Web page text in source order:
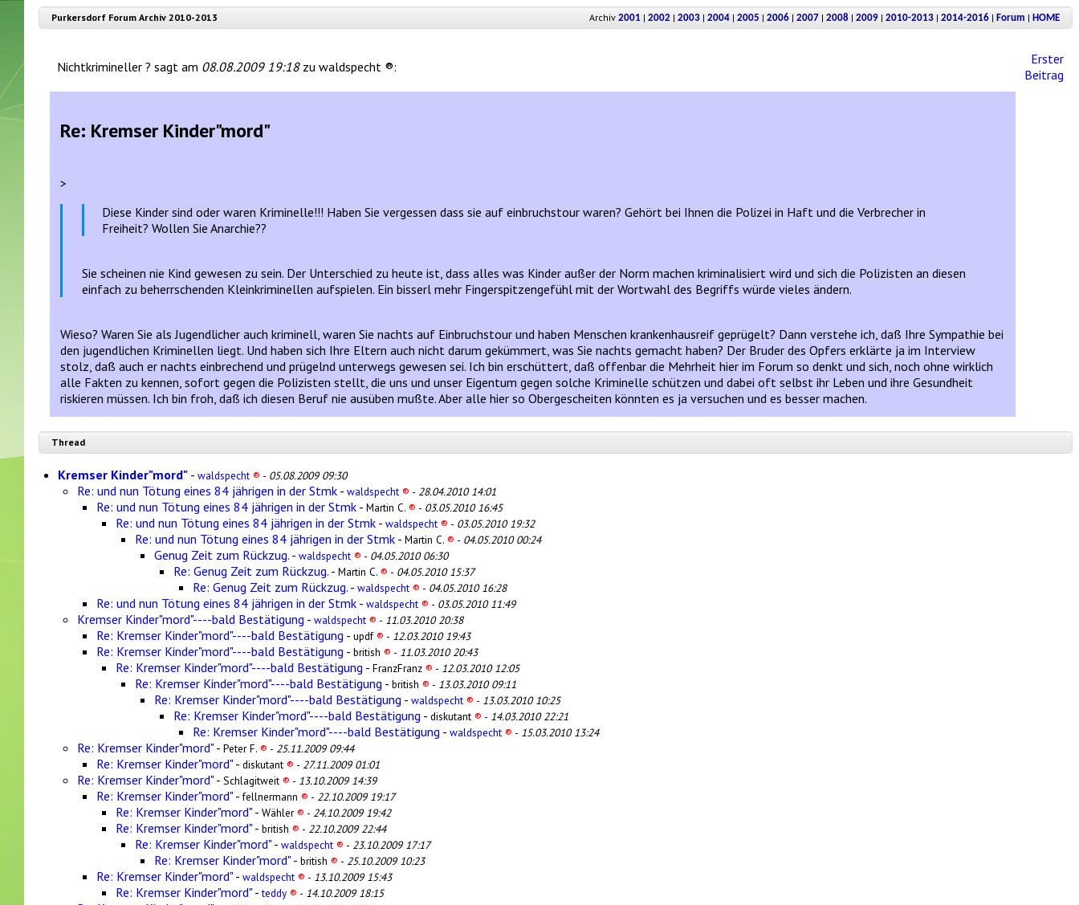
Purkersdorf Forum Archiv 2010-2013 Archiv 2001 | 2002 | 2003 | 2004 | 2005 | 2006 | 2007 | 2008 | 2009 | 2010-2013 | 2014-2016 | Forum | HOME
Nichtkrimineller ? sagt am 08.08.2009 19:18zu waldspecht ®:
Erster
Beitrag
Re: Kremser Kinder"mord"
>
Diese Kinder sind oder waren Kriminelle!!! Haben Sie vergessen dass sie auf einbruchstour waren? Gehört bei Ihnen die Polizei in Haft und die Verbrecher in
Freiheit? Wollen Sie Anarchie??
Sie scheinen nie Kind gewesen zu sein. Der Unterschied zu heute ist, dass alles was Kinder außer der Norm machen kriminalisiert wird und sich die Polizisten an diesen
einfach zu beherrschenden Kleinkriminellen aufspielen. Ein bisserl mehr Fingerspitzengefühl mit der Wortwahl des Begriffs würde vieles ändern.
Wieso? Waren Sie als Jugendlicher auch kriminell, waren Sie nachts auf Einbruchstour und haben Menschen krankenhausreif geprügelt? Dann verstehe ich, daß Ihre Sympathie bei
den jugendlichen Kriminellen liegt. Und haben sich Ihre Eltern auch nicht darum gekümmert, was Sie nachts gemacht haben? Der Bruder des Opfers erklärte ja im Interview
stolz, daß auch er nachts einbrechend und prügelnd unterwegs gewesen sei. Ich bin erschüttert, daß offenbar die Mehrheit hier im Forum so denkt und sich, noch ohne wirklich
alle Fakten zu kennen, sofort gegen die Polizisten stellt, die uns und unser Eigentum gegen solche Kriminelle schützen und dabei oft selbst ihr Leben und ihre Gesundheit
riskieren müssen. Ich bin froh, daß ich diesen Beruf nie ausüben mußte. Aber alle hier so Obergescheiten könnten es ja versuchen und es besser machen.
Thread
Kremser Kinder"mord" - waldspecht ® - 05.08.2009 09:30
Re: und nun Tötung eines 84 jährigen in der Stmk - waldspecht ® - 28.04.2010 14:01
Re: und nun Tötung eines 84 jährigen in der Stmk - Martin C. ® - 03.05.2010 16:45
Re: und nun Tötung eines 84 jährigen in der Stmk - waldspecht ® - 03.05.2010 19:32
Re: und nun Tötung eines 84 jährigen in der Stmk - Martin C. ® - 04.05.2010 00:24
Genug Zeit zum Rückzug. - waldspecht ® - 04.05.2010 06:30
Re: Genug Zeit zum Rückzug. - Martin C. ® - 04.05.2010 15:37
Re: Genug Zeit zum Rückzug. - waldspecht ® - 04.05.2010 16:28
Re: und nun Tötung eines 84 jährigen in der Stmk - waldspecht ® - 03.05.2010 11:49
Kremser Kinder"mord"----bald Bestätigung - waldspecht ® - 11.03.2010 20:38
Re: Kremser Kinder"mord"----bald Bestätigung - updf® - 12.03.2010 19:43
Re: Kremser Kinder"mord"----bald Bestätigung - british ® - 11.03.2010 20:43
Re: Kremser Kinder"mord"----bald Bestätigung - FranzFranz ® - 12.03.2010 12:05
Re: Kremser Kinder"mord"----bald Bestätigung - british ® - 13.03.2010 09:11
Re: Kremser Kinder"mord"----bald Bestätigung - waldspecht ® - 13.03.2010 10:25
Re: Kremser Kinder"mord"----bald Bestätigung - diskutant ® - 14.03.2010 22:21
Re: Kremser Kinder"mord"----bald Bestätigung - waldspecht ® - 15.03.2010 13:24
Re: Kremser Kinder"mord"- Peter F. ® - 25.11.2009 09:44
Re: Kremser Kinder"mord"- diskutant ® - 27.11.2009 01:01
Re: Kremser Kinder"mord"- Schlagitweit ® - 13.10.2009 14:39
Re: Kremser Kinder"mord"-fellnermann ® - 22.10.2009 19:17
Re: Kremser Kinder"mord"- Wähler® - 24.10.2009 19:42
Re: Kremser Kinder"mord"- british ® - 22.10.2009 22:44
Re: Kremser Kinder"mord"- waldspecht ® - 23.10.2009 17:17
Re: Kremser Kinder"mord"- british ® - 25.10.2009 10:23
Re: Kremser Kinder"mord"- waldspecht ® - 13.10.2009 15:43
Re: Kremser Kinder"mord"-teddy ® - 14.10.2009 18:15